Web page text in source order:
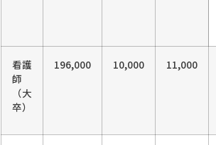
看護
師
（大
卒）
196,000 10,000 11,000